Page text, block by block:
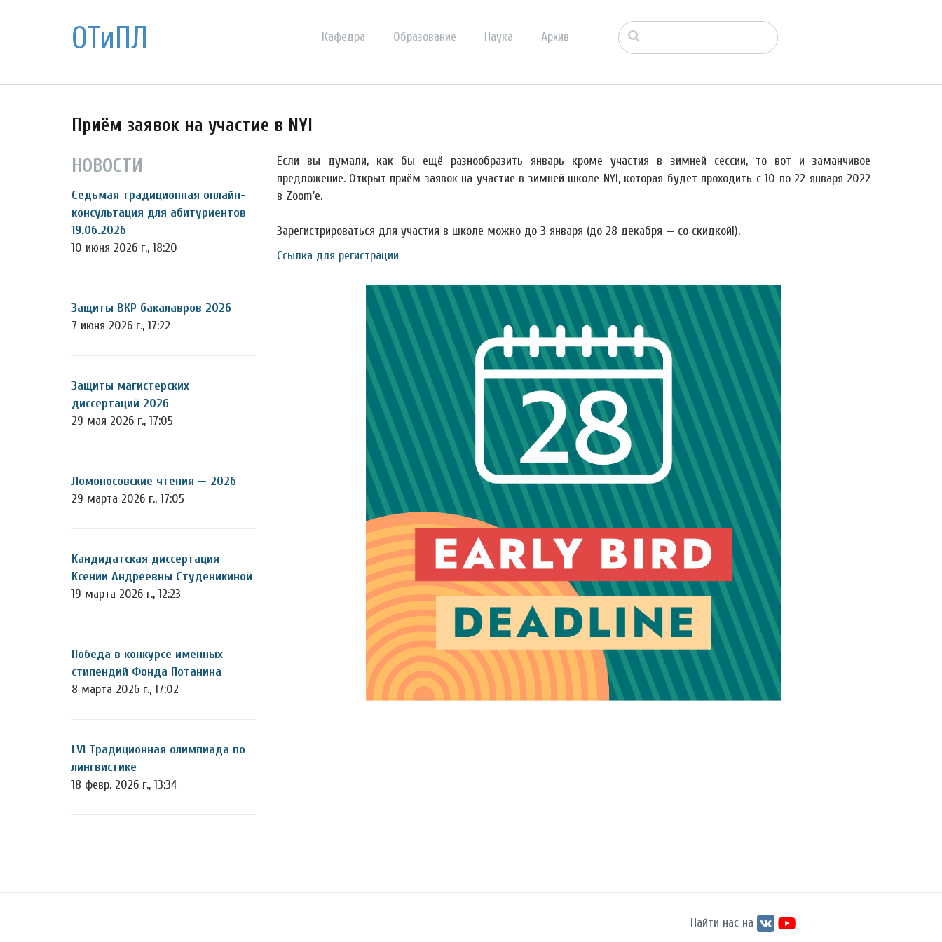
ОТиПЛ Кафедра Образование Наука Архив
Приём заявок на участие в NYI
НОВОСТИ
Седьмая традиционная онлайн-
консультация для абитуриентов
19.06.2026
10 июня 2026 г., 18:20
Защиты ВКР бакалавров 2026
7 июня 2026 г., 17:22
Защиты магистерских
диссертаций 2026
29 мая 2026 г., 17:05
Ломоносовские чтения — 2026
29 марта 2026 г., 17:05
Кандидатская диссертация
Ксении Андреевны Студеникиной
19 марта 2026 г., 12:23
Победа в конкурсе именных
стипендий Фонда Потанина
8 марта 2026 г., 17:02
LVI Традиционная олимпиада по
лингвистике
18 февр. 2026 г., 13:34
Если вы думали, как бы ещё разнообразить январь кроме участия в зимней сессии, то вот и заманчивое
предложение. Открыт приём заявок на участие в зимней школе NYI, которая будет проходить с 10 по 22 января 2022
в Zoom'е.
Зарегистрироваться для участия в школе можно до 3 января (до 28 декабря — со скидкой!).
Ссылка для регистрации
Найти нас на